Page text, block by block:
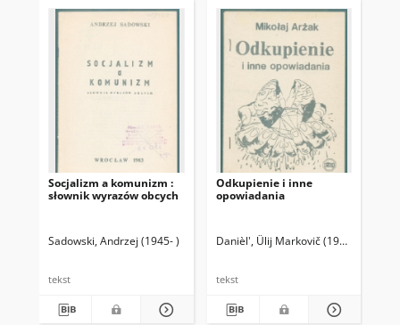
Socjalizm a komunizm :
słownik wyrazów obcych
Sadowski, Andrzej (1945- )
tekst
Odkupienie i inne
opowiadania
Danièl', Ûlij Markovič (1925-1988)
tekst